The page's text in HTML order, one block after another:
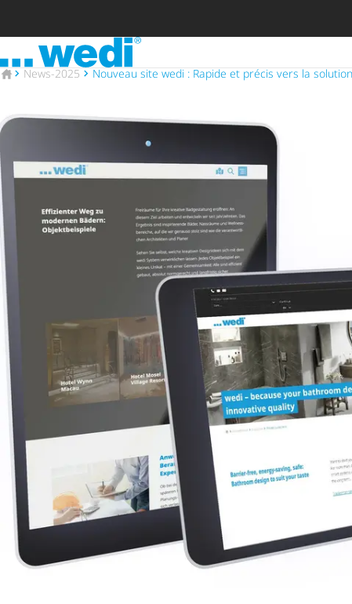
Vers la page d'accueil
Vers la page d'accueil
News-2025 Nouveau site wedi : Rapide et précis vers la